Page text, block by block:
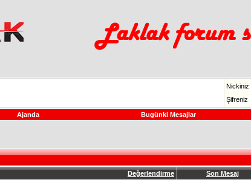
Nickiniz
Şifreniz
Ajanda Bugünki Mesajlar
Değerlendirme Son Mesaj